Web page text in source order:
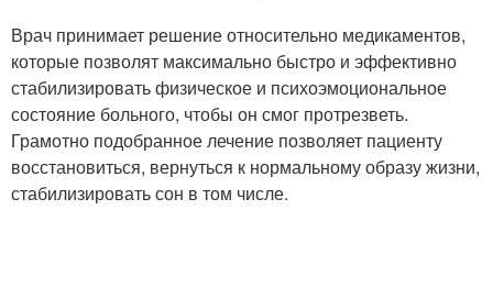
Врач принимает решение относительно медикаментов,
которые позволят максимально быстро и эффективно
стабилизировать физическое и психоэмоциональное
состояние больного, чтобы он смог протрезветь.
Грамотно подобранное лечение позволяет пациенту
восстановиться, вернуться к нормальному образу жизни,
стабилизировать сон в том числе.